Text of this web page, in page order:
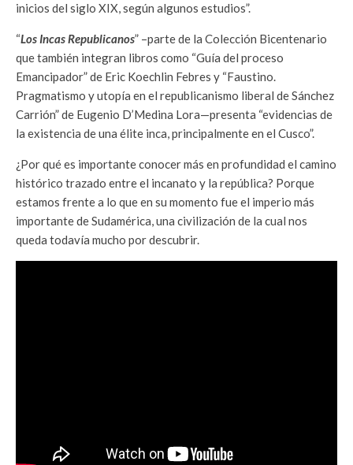
inicios del siglo XIX, según algunos estudios”.
“Los Incas Republicanos” –parte de la Colección Bicentenario
que también integran libros como “Guía del proceso
Emancipador” de Eric Koechlin Febres y “Faustino.
Pragmatismo y utopía en el republicanismo liberal de Sánchez
Carrión” de Eugenio D’Medina Lora—presenta “evidencias de
la existencia de una élite inca, principalmente en el Cusco”.
¿Por qué es importante conocer más en profundidad el camino
histórico trazado entre el incanato y la república? Porque
estamos frente a lo que en su momento fue el imperio más
importante de Sudamérica, una civilización de la cual nos
queda todavía mucho por descubrir.